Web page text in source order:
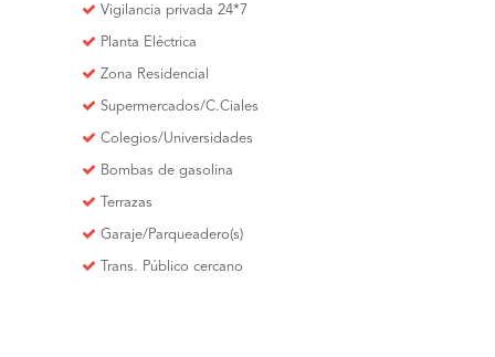
Vigilancia privada 24*7
Planta Eléctrica
Zona Residencial
Supermercados/C.Ciales
Colegios/Universidades
Bombas de gasolina
Terrazas
Garaje/Parqueadero(s)
Trans. Público cercano